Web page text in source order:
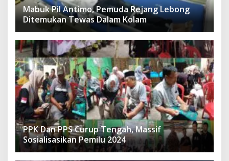
Mabuk Pil Antimo, Pemuda Rejang Lebong
Ditemukan Tewas Dalam Kolam
PPK Dan PPS Curup Tengah, Massif
Sosialisasikan Pemilu 2024